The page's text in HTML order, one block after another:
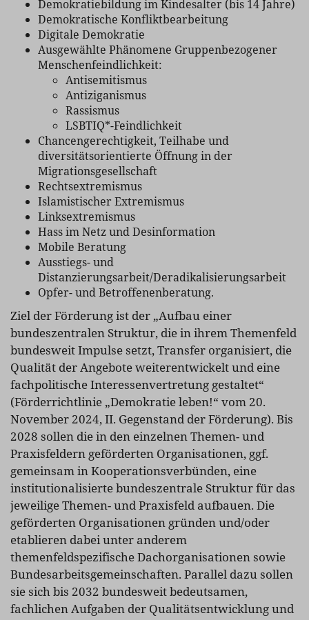
Demokratiebildung im Kindesalter (bis 14 Jahre)
Demokratische Konfliktbearbeitung
Digitale Demokratie
Ausgewählte Phänomene Gruppenbezogener
Menschenfeindlichkeit:
Antisemitismus
Antiziganismus
Rassismus
LSBTIQ*-Feindlichkeit
Chancengerechtigkeit, Teilhabe und
diversitätsorientierte Öffnung in der
Migrationsgesellschaft
Rechtsextremismus
Islamistischer Extremismus
Linksextremismus
Hass im Netz und Desinformation
Mobile Beratung
Ausstiegs- und
Distanzierungsarbeit/Deradikalisierungsarbeit
Opfer- und Betroffenenberatung.
Ziel der Förderung ist der „Aufbau einer
bundeszentralen Struktur, die in ihrem Themenfeld
bundesweit Impulse setzt, Transfer organisiert, die
Qualität der Angebote weiterentwickelt und eine
fachpolitische Interessenvertretung gestaltet“
(Förderrichtlinie „Demokratie leben!“ vom 20.
November 2024, II. Gegenstand der Förderung). Bis
2028 sollen die in den einzelnen Themen- und
Praxisfeldern geförderten Organisationen, ggf.
gemeinsam in Kooperationsverbünden, eine
institutionalisierte bundeszentrale Struktur für das
jeweilige Themen- und Praxisfeld aufbauen. Die
geförderten Organisationen gründen und/oder
etablieren dabei unter anderem
themenfeldspezifische Dachorganisationen sowie
Bundesarbeitsgemeinschaften. Parallel dazu sollen
sie sich bis 2032 bundesweit bedeutsamen,
fachlichen Aufgaben der Qualitätsentwicklung und